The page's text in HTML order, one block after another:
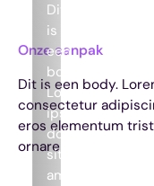
Onze aanpak
Dit is een body.
consectetur
eros elementum
ornare
Dit
is
een
body.
Lorem
ipsum
dolor
sit
amet,